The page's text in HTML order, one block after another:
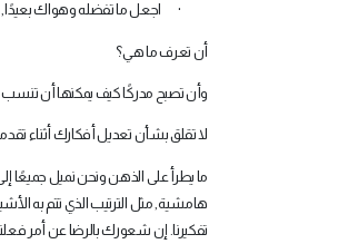
·
اجعل ما تفضله وهواك
أن تعرف ما هي؟
وأن تصبح مدركًا كيف يمكنها أن تنسب
لا تقلق بشأن تعديل أفكارك أثناء
ما يطرأ على الذهن ونحن نميل جميعًا
هامشية, مثل الترتيب الذي تتم به
تفكيرنا. إن شعورك بالرضا عن أمر